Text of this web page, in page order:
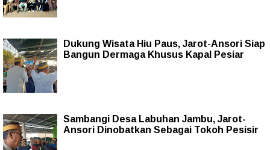
Dukung Wisata Hiu Paus, Jarot-Ansori Siap
Bangun Dermaga Khusus Kapal Pesiar
Sambangi Desa Labuhan Jambu, Jarot-
Ansori Dinobatkan Sebagai Tokoh Pesisir